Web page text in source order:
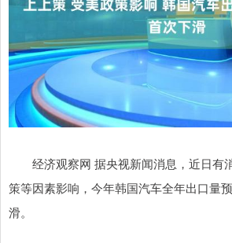
经济观察网 据央视新闻消息，近日有
策等因素影响，今年韩国汽车全年出口量
滑。